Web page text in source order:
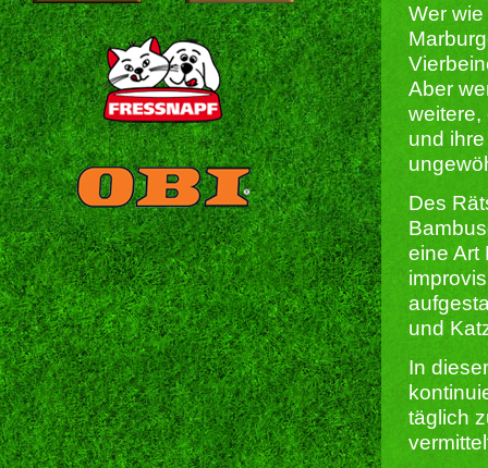
Wer
Aber
und
Des
eine Art
und
In
täglich